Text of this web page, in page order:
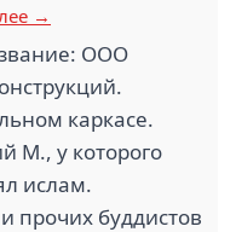
1
→
ООО
каркасе.
М., у которого
ислам.
прочих буддистов